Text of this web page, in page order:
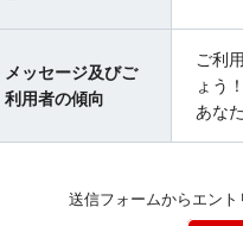
メッセージ及びご
利用者の傾向
ご利
ょう！
あな
送信フォームからエント